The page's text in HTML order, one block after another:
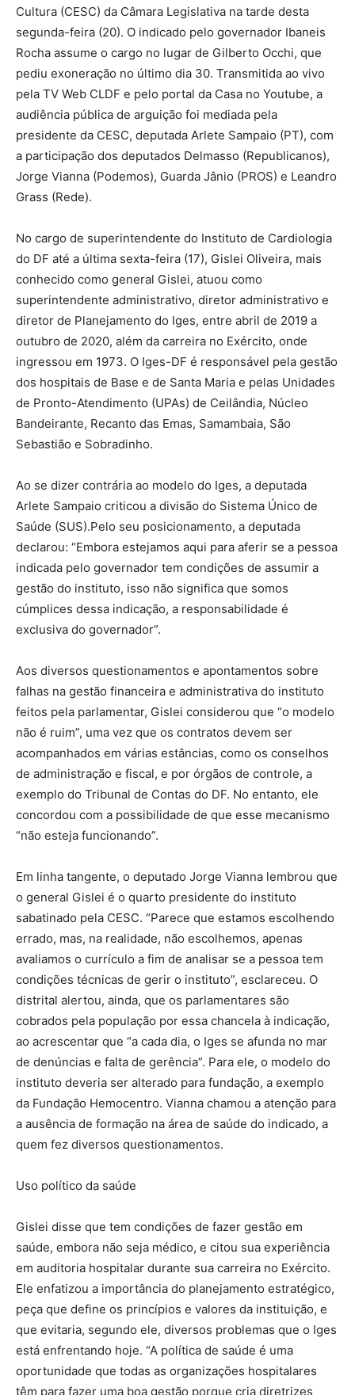
Cultura (CESC) da Câmara Legislativa na tarde desta
segunda-feira (20). O indicado pelo governador Ibaneis
Rocha assume o cargo no lugar de Gilberto Occhi, que
pediu exoneração no último dia 30. Transmitida ao vivo
pela TV Web CLDF e pelo portal da Casa no Youtube, a
audiência pública de arguição foi mediada pela
presidente da CESC, deputada Arlete Sampaio (PT), com
a participação dos deputados Delmasso (Republicanos),
Jorge Vianna (Podemos), Guarda Jânio (PROS) e Leandro
Grass (Rede).
No cargo de superintendente do Instituto de Cardiologia
do DF até a última sexta-feira (17), Gislei Oliveira, mais
conhecido como general Gislei, atuou como
superintendente administrativo, diretor administrativo e
diretor de Planejamento do Iges, entre abril de 2019 a
outubro de 2020, além da carreira no Exército, onde
ingressou em 1973. O Iges-DF é responsável pela gestão
dos hospitais de Base e de Santa Maria e pelas Unidades
de Pronto-Atendimento (UPAs) de Ceilândia, Núcleo
Bandeirante, Recanto das Emas, Samambaia, São
Sebastião e Sobradinho.
Ao se dizer contrária ao modelo do Iges, a deputada
Arlete Sampaio criticou a divisão do Sistema Único de
Saúde (SUS).Pelo seu posicionamento, a deputada
declarou: “Embora estejamos aqui para aferir se a pessoa
indicada pelo governador tem condições de assumir a
gestão do instituto, isso não significa que somos
cúmplices dessa indicação, a responsabilidade é
exclusiva do governador”.
Aos diversos questionamentos e apontamentos sobre
falhas na gestão financeira e administrativa do instituto
feitos pela parlamentar, Gislei considerou que “o modelo
não é ruim”, uma vez que os contratos devem ser
acompanhados em várias estâncias, como os conselhos
de administração e fiscal, e por órgãos de controle, a
exemplo do Tribunal de Contas do DF. No entanto, ele
concordou com a possibilidade de que esse mecanismo
“não esteja funcionando”.
Em linha tangente, o deputado Jorge Vianna lembrou que
o general Gislei é o quarto presidente do instituto
sabatinado pela CESC. “Parece que estamos escolhendo
errado, mas, na realidade, não escolhemos, apenas
avaliamos o currículo a fim de analisar se a pessoa tem
condições técnicas de gerir o instituto”, esclareceu. O
distrital alertou, ainda, que os parlamentares são
cobrados pela população por essa chancela à indicação,
ao acrescentar que “a cada dia, o Iges se afunda no mar
de denúncias e falta de gerência”. Para ele, o modelo do
instituto deveria ser alterado para fundação, a exemplo
da Fundação Hemocentro. Vianna chamou a atenção para
a ausência de formação na área de saúde do indicado, a
quem fez diversos questionamentos.
Uso político da saúde
Gislei disse que tem condições de fazer gestão em
saúde, embora não seja médico, e citou sua experiência
em auditoria hospitalar durante sua carreira no Exército.
Ele enfatizou a importância do planejamento estratégico,
peça que define os princípios e valores da instituição, e
que evitaria, segundo ele, diversos problemas que o Iges
está enfrentando hoje. “A política de saúde é uma
oportunidade que todas as organizações hospitalares
têm para fazer uma boa gestão porque cria diretrizes